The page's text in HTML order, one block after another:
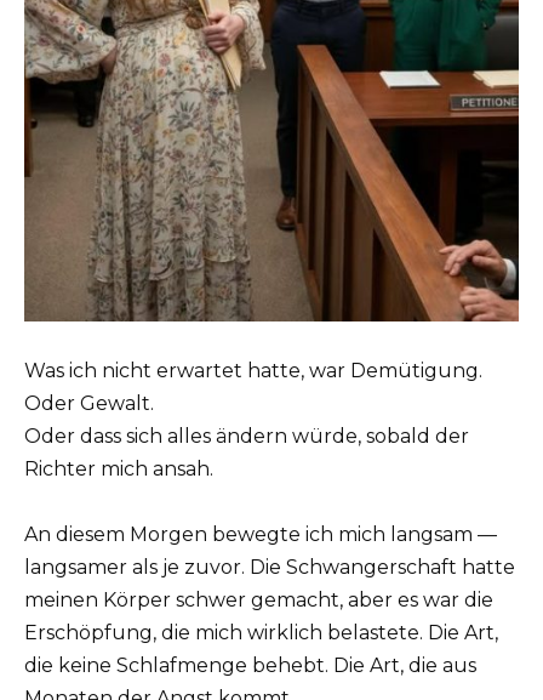
Was ich nicht erwartet hatte, war Demütigung.
Oder Gewalt.
Oder dass sich alles ändern würde, sobald der
Richter mich ansah.
An diesem Morgen bewegte ich mich langsam —
langsamer als je zuvor. Die Schwangerschaft hatte
meinen Körper schwer gemacht, aber es war die
Erschöpfung, die mich wirklich belastete. Die Art,
die keine Schlafmenge behebt. Die Art, die aus